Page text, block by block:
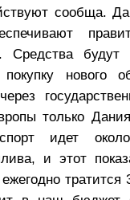
сообща.
Средства
нового
только
идет
и этот
тратится